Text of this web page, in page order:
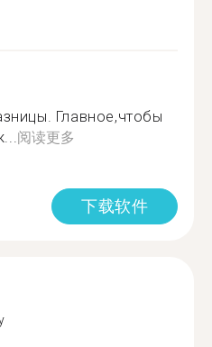
Главное,чтобы
阅读更多
下载软件